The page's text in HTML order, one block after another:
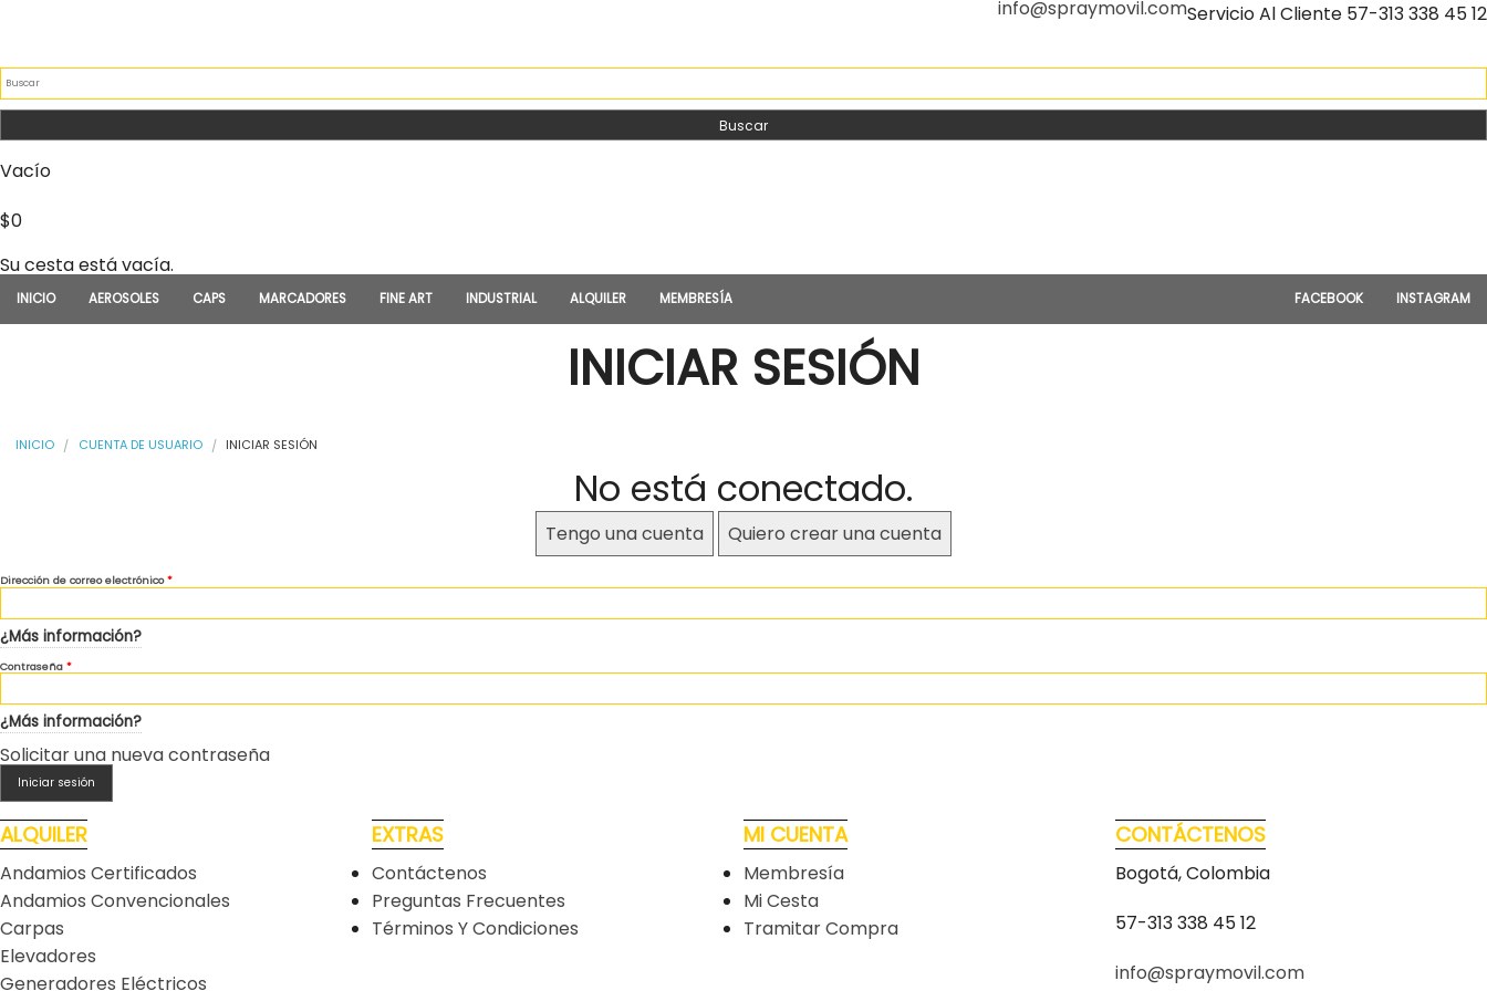
Servicio Al Cliente 57-313 338 45 12
info@spraymovil.com
FORMULARIO DE BÚSQUEDA Buscar
Vacío
$0
Su cesta está vacía.
INICIO AEROSOLES CAPS MARCADORES FINE ART INDUSTRIAL ALQUILER MEMBRESÍA FACEBOOK INSTAGRAM
INICIAR SESIÓN
USTED ESTÁ AQUÍ
INICIO CUENTA DE USUARIO INICIAR SESIÓN
No está conectado.
Tengo una cuenta Quiero crear una cuenta
Dirección de correo electrónico*
¿Más información?
Contraseña *
¿Más información?
Solicitar una nueva contraseña
Iniciar sesión
ALQUILER
Andamios Certificados
Andamios Convencionales
Carpas
Elevadores
Generadores Eléctricos
EXTRAS
Contáctenos
Preguntas Frecuentes
Términos Y Condiciones
MI CUENTA
Membresía
Mi Cesta
Tramitar Compra
CONTÁCTENOS
Bogotá, Colombia
57-313 338 45 12
info@spraymovil.com